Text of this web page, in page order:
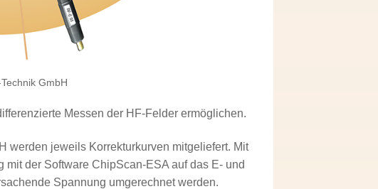
GmbH
Messen der HF-Felder ermöglichen.
werden jeweils Korrekturkurven mitgeliefert. Mit
der Software ChipScan-ESA auf das E- und
Spannung umgerechnet werden.